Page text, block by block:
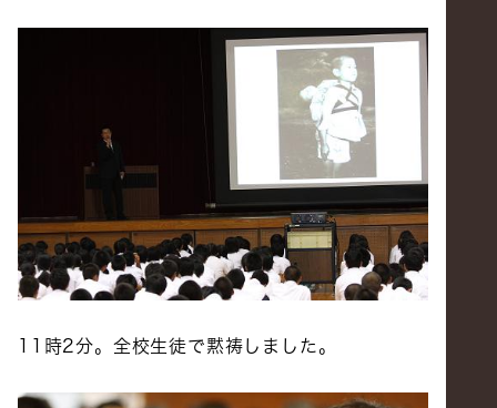
11時2分。全校生徒で黙祷しました。